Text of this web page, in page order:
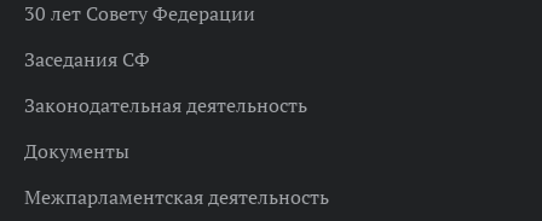
30 лет Совету Федерации
Заседания СФ
Законодательная деятельность
Документы
Межпарламентская деятельность